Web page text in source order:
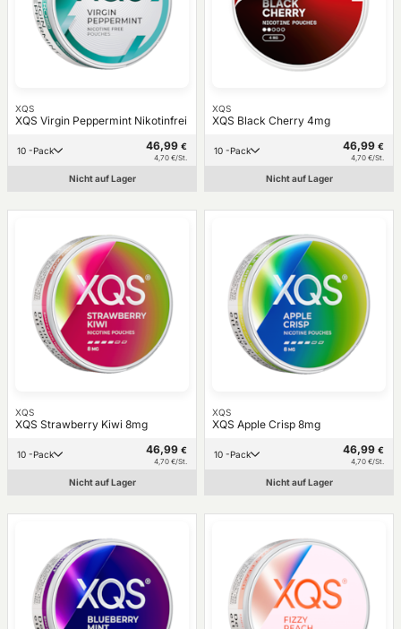
XQS
XQS Virgin Peppermint Nikotinfrei
10 -Pack 46,99 €
4,70 €/St.
Nicht auf Lager
XQS
XQS Black Cherry 4mg
10 -Pack 46,99 €
4,70 €/St.
Nicht auf Lager
XQS
XQS Strawberry Kiwi 8mg
10 -Pack 46,99 €
4,70 €/St.
Nicht auf Lager
XQS
XQS Apple Crisp 8mg
10 -Pack 46,99 €
4,70 €/St.
Nicht auf Lager